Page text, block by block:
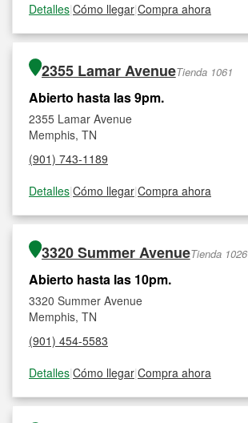
Detalles|Cómo llegar|Compra ahora
2355 Lamar AvenueTienda 1061
Abierto hasta las 9pm.
2355 Lamar Avenue
Memphis, TN
(901) 743-1189
Detalles|Cómo llegar|Compra ahora
3320 Summer AvenueTienda 1026
Abierto hasta las 10pm.
3320 Summer Avenue
Memphis, TN
(901) 454-5583
Detalles|Cómo llegar|Compra ahora